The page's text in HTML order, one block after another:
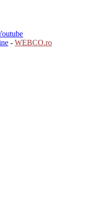
- WEBCO.ro